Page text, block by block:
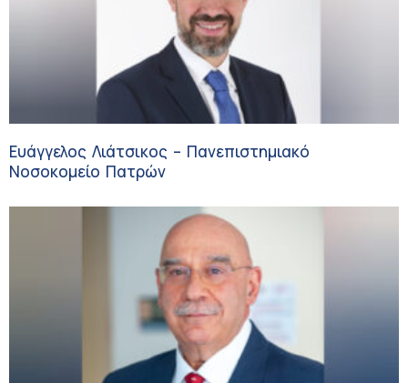
Ευάγγελος Λιάτσικος – Πανεπιστημιακό
Νοσοκομείο Πατρών